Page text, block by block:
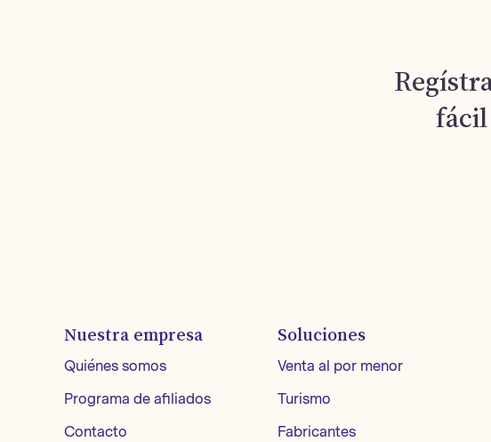
fácil
Nuestra empresa
Quiénes somos
Programa de afiliados
Contacto
Soluciones
Venta al por menor
Turismo
Fabricantes